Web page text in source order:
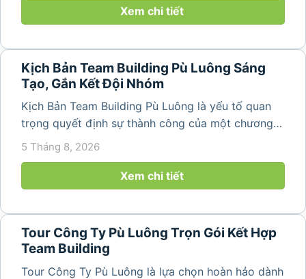
núi rừng hùng vĩ, không khí...
Xem chi tiết
Kịch Bản Team Building Pù Luông Sáng
Tạo, Gắn Kết Đội Nhóm
Kịch Bản Team Building Pù Luông là yếu tố quan
trọng quyết định sự thành công của một chương
trình du lịch doanh nghiệp. Một kịch bản được xây
giây vui vẻ, sôi động mà còn...
5 Tháng 8, 2026
Xem chi tiết
Tour Công Ty Pù Luông Trọn Gói Kết Hợp
Team Building
Tour Công Ty Pù Luông là lựa chọn hoàn hảo dành